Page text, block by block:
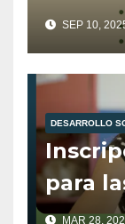
de
de
SEP 10,
DESARROLLO
para
MAR 28,